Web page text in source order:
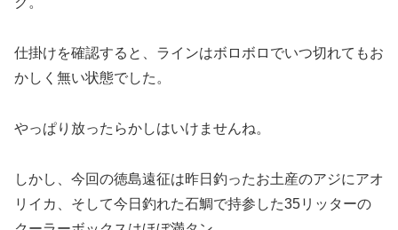
仕掛けを確認すると、ラインはボロボロでいつ切れてもお
かしく無い状態でした。
やっぱり放ったらかしはいけませんね。
しかし、今回の徳島遠征は昨日釣ったお土産のアジにアオ
リイカ、そして今日釣れた石鯛で持参した35リッターの